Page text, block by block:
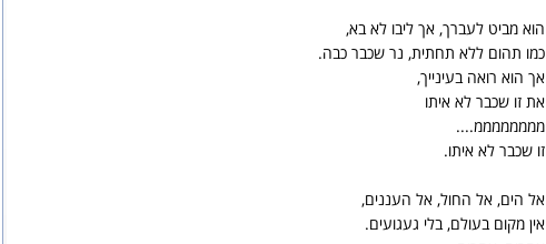
הוא מביט לעברך, אך ליבו לא בא,
כמו תהום ללא תחתית, נר שכבר כבה.
אך הוא רואה בעינייך,
את זו שכבר לא איתו
ממממממממ....
זו שכבר לא איתו.
אל הים, אל החול, אל העננים,
אין מקום בעולם, בלי געגועים.